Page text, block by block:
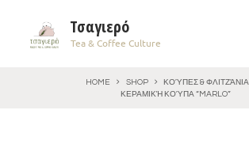
Τσαγιερό
Tea & Coffee Culture
HOME SHOP
ΚΟΎΠΕΣ & ΦΛΙΤΖΆΝΙΑ
ΚΕΡΑΜΙΚΉ ΚΟΎΠΑ “MARLO”